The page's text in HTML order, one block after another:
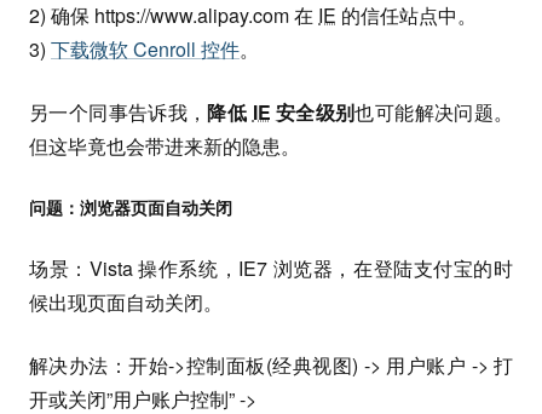
2) 确保 https://www.alipay.com 在 IE 的信任站点中。
3) 下载微软 Cenroll 控件。
另一个同事告诉我，降低 IE 安全级别也可能解决问题。
但这毕竟也会带进来新的隐患。
问题：浏览器页面自动关闭
场景：Vista 操作系统，IE7 浏览器，在登陆支付宝的时
候出现页面自动关闭。
解决办法：开始->控制面板(经典视图) -> 用户账户 -> 打
开或关闭”用户账户控制” ->